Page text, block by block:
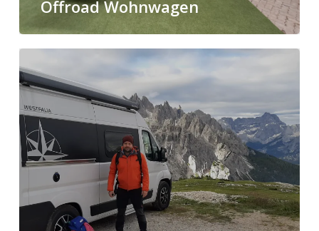
Offroad Wohnwagen